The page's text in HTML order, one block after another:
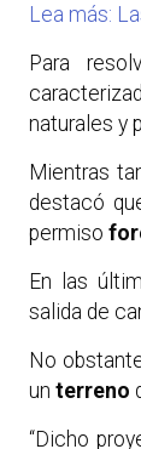
Lea más:
Para
naturales y
Mientras
destacó
permiso
En las
salida de
No
un terreno
“Dicho